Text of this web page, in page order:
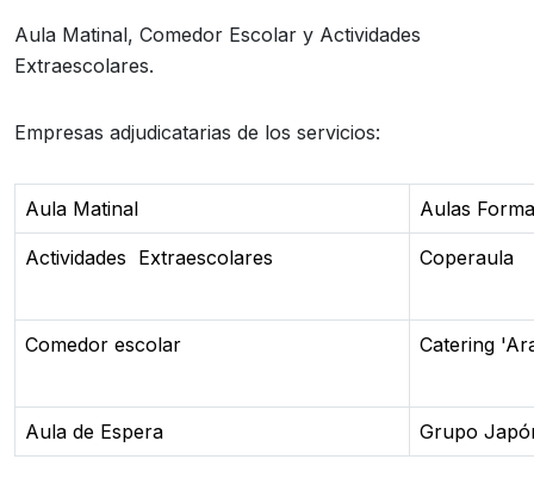
Aula Matinal, Comedor Escolar y Actividades
Extraescolares.
Empresas adjudicatarias de los servicios:
Aula Matinal Aulas
Actividades Extraescolares Coperaula
Comedor escolar Catering
Aula de Espera Grupo